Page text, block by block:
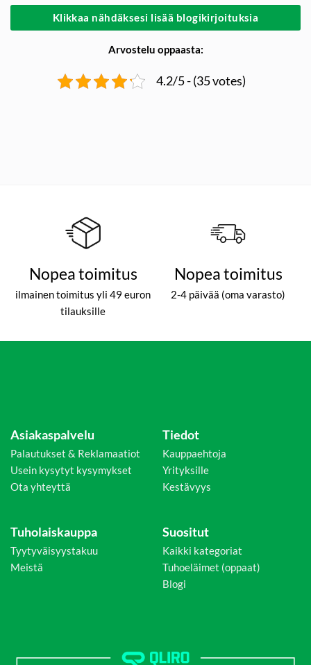
Klikkaa nähdäksesi lisää blogikirjoituksia
Arvostelu oppaasta:
4.2/5 - (35 votes)
Nopea toimitus
ilmainen toimitus yli 49 euron
tilauksille
Nopea toimitus
2-4 päivää (oma varasto)
Asiakaspalvelu
Palautukset & Reklamaatiot
Usein kysytyt kysymykset
Ota yhteyttä
Tiedot
Kauppaehtoja
Yrityksille
Kestävyys
Tuholaiskauppa
Tyytyväisyystakuu
Meistä
Suositut
Kaikki kategoriat
Tuhoeläimet (oppaat)
Blogi